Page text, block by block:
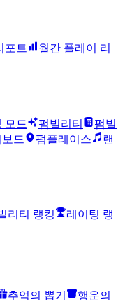
포트
월간 플레이 리
모드 펌빌리티
펌빌
드 펌플레이스
랜
리티 랭킹
레이팅 랭
추억의 뽑기 행운의